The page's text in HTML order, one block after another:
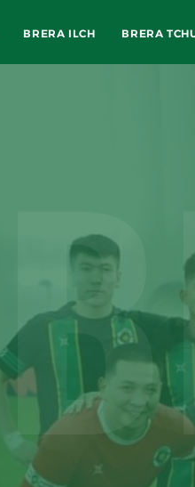
BRERA ILCH BRERA